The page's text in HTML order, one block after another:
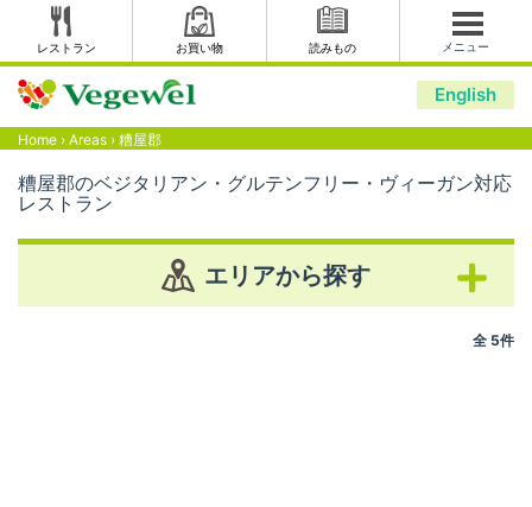
レストラン お買い物 読みもの メニュー
English
Home › Areas › 糟屋郡
糟屋郡のベジタリアン・グルテンフリー・ヴィーガン対応
レストラン
エリアから探す
全 5件